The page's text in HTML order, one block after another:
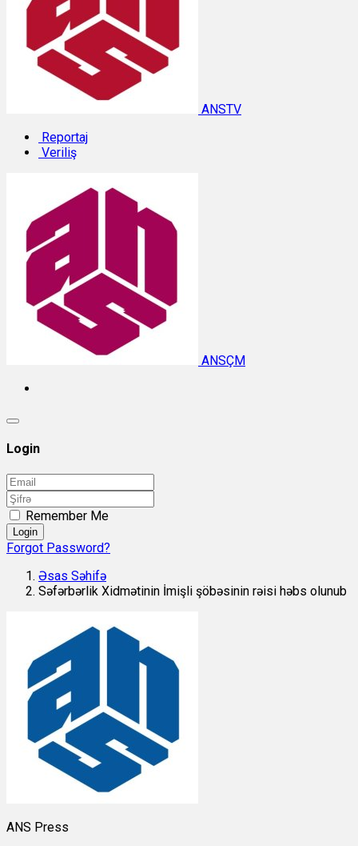
ANSTV
Reportaj
Veriliş
ANSÇM
Login
Remember Me
Login
Forgot Password?
Əsas Səhifə
Səfərbərlik Xidmətinin İmişli şöbəsinin rəisi həbs olunub
ANS Press